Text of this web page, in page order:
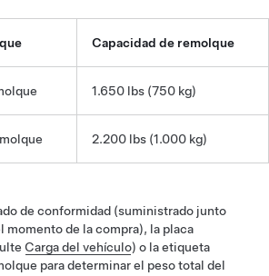
Capacidad de remolque
1.650 lbs (750 kg)
2.200 lbs (1.000 kg)
de conformidad (suministrado junto
momento de la compra), la placa
Carga del vehículo) o la etiqueta
para determinar el peso total del